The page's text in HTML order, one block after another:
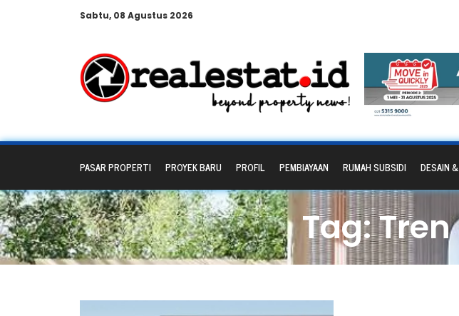
Sabtu, 08 Agustus 2026
PASAR PROPERTI PROYEK BARU PROFIL PEMBIAYAAN RUMAH SUBSIDI DESAIN
Tag: